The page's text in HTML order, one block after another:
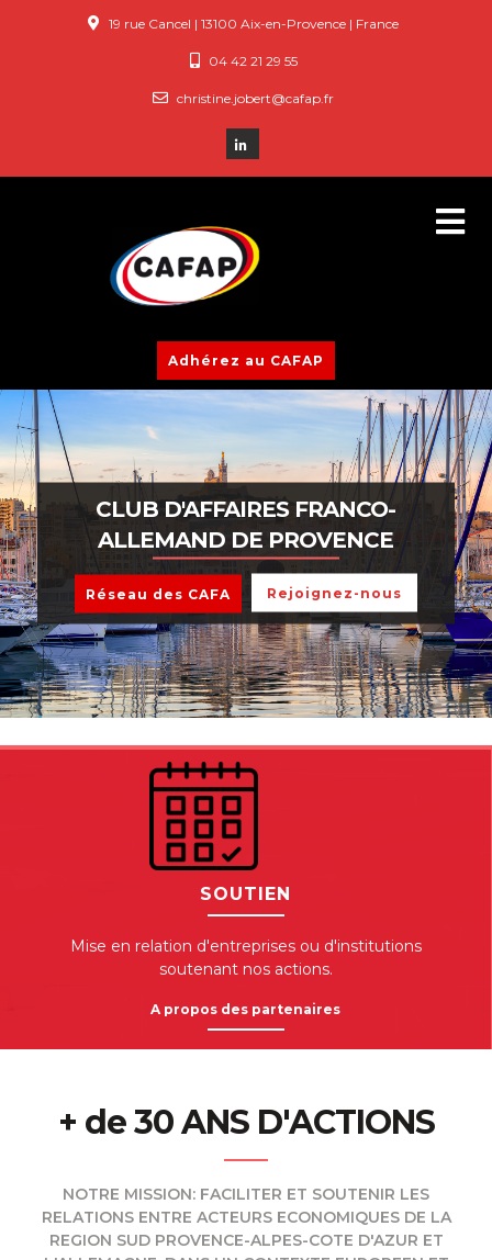
19 rue Cancel | 13100 Aix-en-Provence | France
04 42 21 29 55
christine.jobert@cafap.fr
Adhérez au CAFAP
CLUB D'AFFAIRES FRANCO-
ALLEMAND DE PROVENCE
Réseau des CAFA Rejoignez-nous
SOUTIEN
Mise en relation d'entreprises ou d'institutions
soutenant nos actions.
A propos des partenaires
+ de 30 ANS D'ACTIONS
NOTRE MISSION: FACILITER ET SOUTENIR LES
RELATIONS ENTRE ACTEURS ECONOMIQUES DE LA
REGION SUD PROVENCE-ALPES-COTE D'AZUR ET